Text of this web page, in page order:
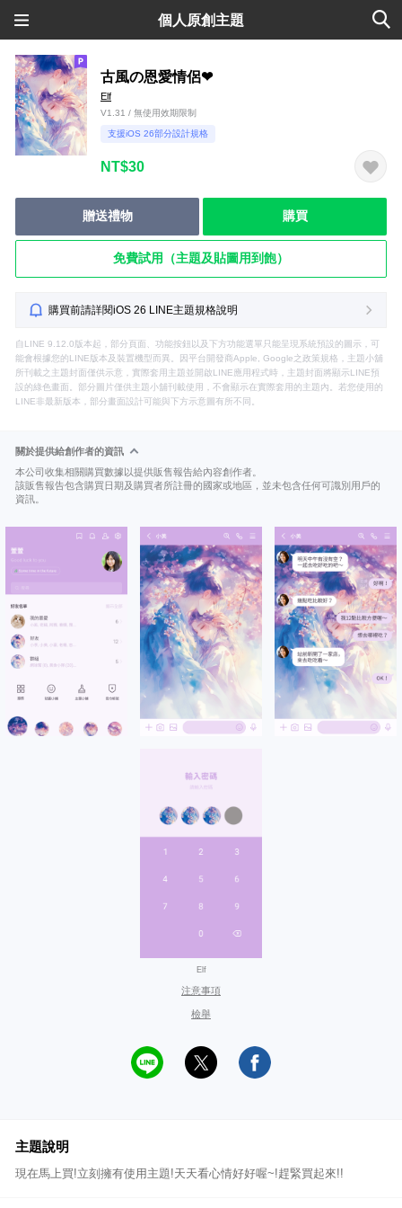
個人原創主題
古風の恩愛情侶❤
Elf
V1.31 / 無使用效期限制
支援iOS 26部分設計規格
NT$30
贈送禮物 購買
免費試用（主題及貼圖用到飽）
購買前請詳閱iOS 26 LINE主題規格說明
自LINE 9.12.0版本起，部分頁面、功能按鈕以及下方功能選單只能呈現系統預設的圖示，可
能會根據您的LINE版本及裝置機型而異。因平台開發商Apple, Google之政策規格，主題小舖
所刊載之主題封面僅供示意，實際套用主題並開啟LINE應用程式時，主題封面將顯示LINE預
設的綠色畫面。部分圖片僅供主題小舖刊載使用，不會顯示在實際套用的主題內。若您使用的
LINE非最新版本，部分畫面設計可能與下方示意圖有所不同。
關於提供給創作者的資訊
本公司收集相關購買數據以提供販售報告給內容創作者。
該販售報告包含購買日期及購買者所註冊的國家或地區，並未包含任何可識別用戶的
資訊。
Elf
注意事項
檢舉
主題說明
現在馬上買!立刻擁有使用主題!天天看心情好好喔~!趕緊買起來!!